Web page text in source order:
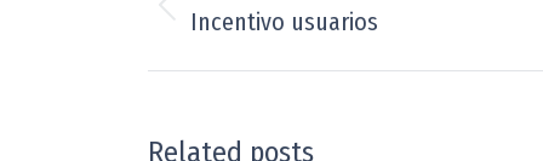
entre
publicaciones
Publicación
Incentivo usuarios
Related posts